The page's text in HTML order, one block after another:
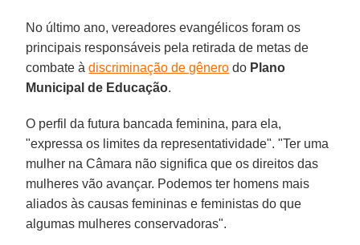
No último ano, vereadores evangélicos foram os
principais responsáveis pela retirada de metas de
combate àdiscriminação de gênero do Plano
Municipal de Educação.
O perfil da futura bancada feminina, para ela,
"expressa os limites da representatividade". "Ter uma
mulher na Câmara não significa que os direitos das
mulheres vão avançar. Podemos ter homens mais
aliados às causas femininas e feministas do que
algumas mulheres conservadoras".